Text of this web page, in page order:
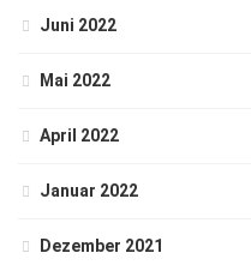
Juni 2022
Mai 2022
April 2022
Januar 2022
Dezember 2021